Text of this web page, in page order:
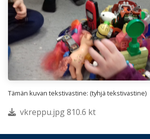
Tämän kuvan tekstivastine: (tyhjä tekstivastine)
vkreppu.jpg 810.6 kt